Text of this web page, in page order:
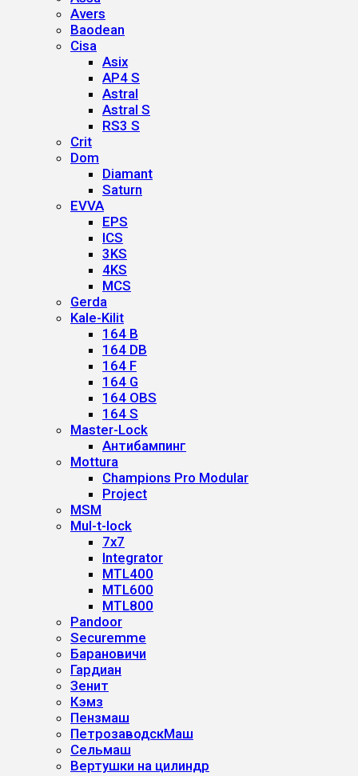
Avers
Baodean
Cisa
Asix
AP4 S
Astral
Astral S
RS3 S
Crit
Dom
Diamant
Saturn
EVVA
EPS
ICS
3KS
4KS
MCS
Gerda
Kale-Kilit
164 B
164 DB
164 F
164 G
164 OBS
164 S
Master-Lock
Антибампинг
Mottura
Champions Pro Modular
Project
MSM
Mul-t-lock
7x7
Integrator
MTL400
MTL600
MTL800
Pandoor
Securemme
Барановичи
Гардиан
Зенит
Кэмз
Пензмаш
ПетрозаводскМаш
Сельмаш
Вертушки на цилиндр